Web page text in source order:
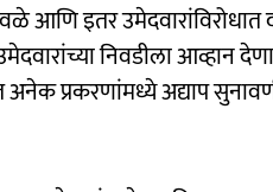
आणि इतर
निवडीला आव्हान
प्रकरणांमध्ये अद्याप